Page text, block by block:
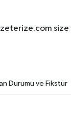
size
Durumu ve Fikstür